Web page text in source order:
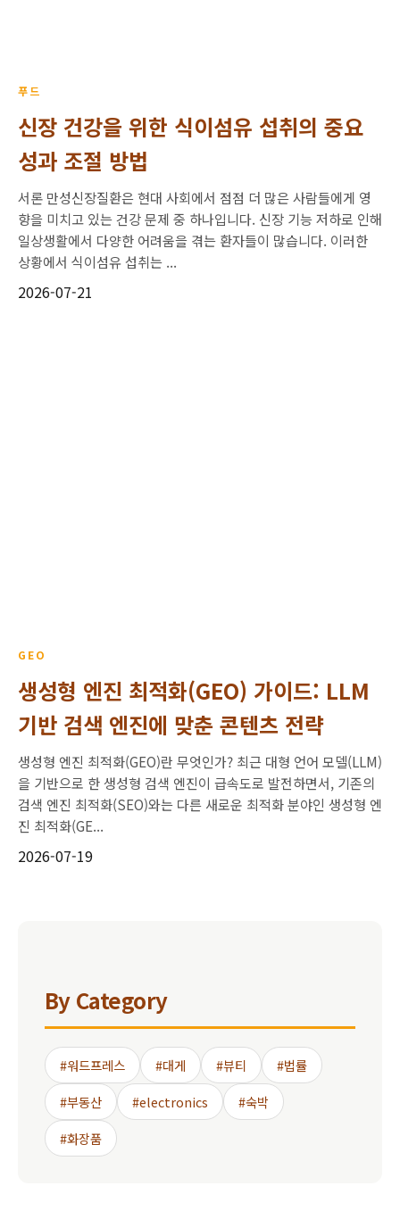
푸드
신장 건강을 위한 식이섬유 섭취의 중요
성과 조절 방법
서론 만성신장질환은 현대 사회에서 점점 더 많은 사람들에게 영
향을 미치고 있는 건강 문제 중 하나입니다. 신장 기능 저하로 인해
일상생활에서 다양한 어려움을 겪는 환자들이 많습니다. 이러한
상황에서 식이섬유 섭취는 ...
2026-07-21
GEO
생성형 엔진 최적화(GEO) 가이드: LLM
기반 검색 엔진에 맞춘 콘텐츠 전략
생성형 엔진 최적화(GEO)란 무엇인가? 최근 대형 언어 모델(LLM)
을 기반으로 한 생성형 검색 엔진이 급속도로 발전하면서, 기존의
검색 엔진 최적화(SEO)와는 다른 새로운 최적화 분야인 생성형 엔
진 최적화(GE...
2026-07-19
By Category
#워드프레스 #대게 #뷰티
#법률
#부동산
#electronics
#숙박
#화장품